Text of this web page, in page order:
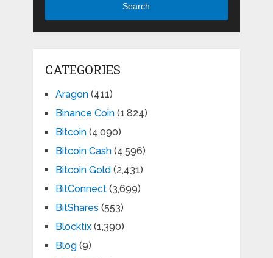
Search
CATEGORIES
Aragon(411)
Binance Coin(1,824)
Bitcoin(4,090)
Bitcoin Cash(4,596)
Bitcoin Gold (2,431)
BitConnect(3,699)
BitShares (553)
Blocktix(1,390)
Blog(9)